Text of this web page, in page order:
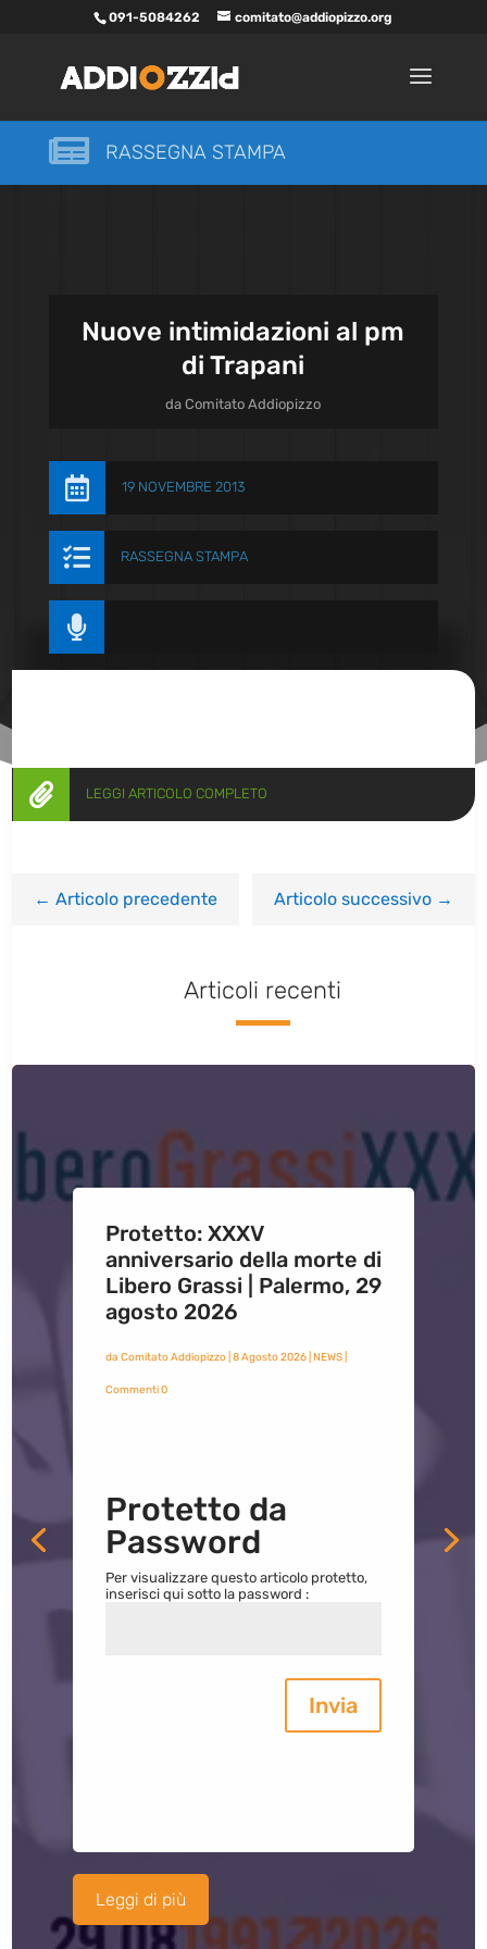
091-5084262 comitato@addiopizzo.org
 RASSEGNA STAMPA
Nuove intimidazioni al pm
di Trapani
daComitato Addiopizzo
 19 NOVEMBRE 2013
 RASSEGNA STAMPA

 LEGGI ARTICOLO COMPLETO
←Articolo precedente Articolo successivo→
Articoli recenti
Protetto: XXXV
anniversario della morte di
Libero Grassi | Palermo, 29
agosto 2026
da Comitato Addiopizzo| 8 Agosto 2026| NEWS|
Commenti 0
Protetto da
Password
Per visualizzare questo articolo protetto,
inserisci qui sotto la password :
Invia
Leggi di più